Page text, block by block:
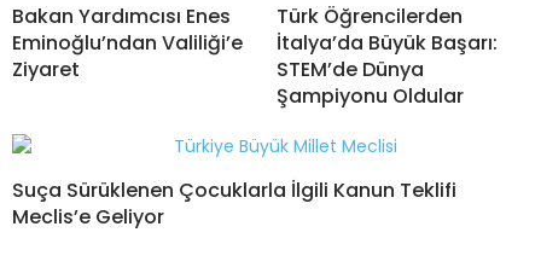
Bakan Yardımcısı Enes
Eminoğlu’ndan Valiliği’e
Ziyaret
Türk Öğrencilerden
İtalya’da Büyük Başarı:
STEM’de Dünya
Şampiyonu Oldular
Suça Sürüklenen Çocuklarla İlgili Kanun Teklifi
Meclis’e Geliyor